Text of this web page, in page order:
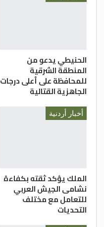
الحنيطي يدعو من
المنطقة الشرقية
للمحافظة على أعلى درجات
الجاهزية القتالية
أخبار أردنية
الملك يؤكد ثقته بكفاءة
نشامى الجيش العربي
للتعامل مع مختلف
التحديات